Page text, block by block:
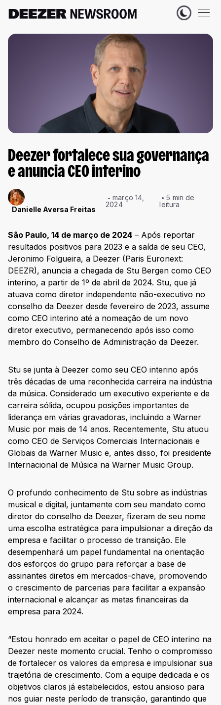
Deezer fortalece sua governança
e anuncia CEO interino
Danielle Aversa Freitas
março 14,
2024
5 min de
leitura
São Paulo, 14 de março de 2024 – Após reportar
resultados positivos para 2023 e a saída de seu CEO,
Jeronimo Folgueira, a Deezer (Paris Euronext:
DEEZR), anuncia a chegada de Stu Bergen como CEO
interino, a partir de 1º de abril de 2024. Stu, que já
atuava como diretor independente não-executivo no
conselho da Deezer desde fevereiro de 2023, assume
como CEO interino até a nomeação de um novo
diretor executivo, permanecendo após isso como
membro do Conselho de Administração da Deezer.
Stu se junta à Deezer como seu CEO interino após
três décadas de uma reconhecida carreira na indústria
da música. Considerado um executivo experiente e de
carreira sólida, ocupou posições importantes de
liderança em várias gravadoras, incluindo a Warner
Music por mais de 14 anos. Recentemente, Stu atuou
como CEO de Serviços Comerciais Internacionais e
Globais da Warner Music e, antes disso, foi presidente
Internacional de Música na Warner Music Group.
O profundo conhecimento de Stu sobre as indústrias
musical e digital, juntamente com seu mandato como
diretor do conselho da Deezer, fizeram de seu nome
uma escolha estratégica para impulsionar a direção da
empresa e facilitar o processo de transição. Ele
desempenhará um papel fundamental na orientação
dos esforços do grupo para reforçar a base de
assinantes diretos em mercados-chave, promovendo
o crescimento de parcerias para facilitar a expansão
internacional e alcançar as metas financeiras da
empresa para 2024.
“Estou honrado em aceitar o papel de CEO interino na
Deezer neste momento crucial. Tenho o compromisso
de fortalecer os valores da empresa e impulsionar sua
trajetória de crescimento. Com a equipe dedicada e os
objetivos claros já estabelecidos, estou ansioso para
nos guiar neste período de transição, garantindo que